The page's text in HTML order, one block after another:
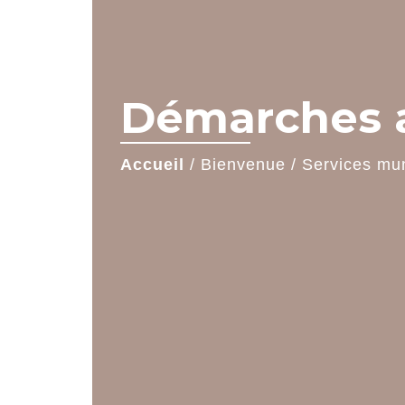
Accueil / Bienvenue / Services